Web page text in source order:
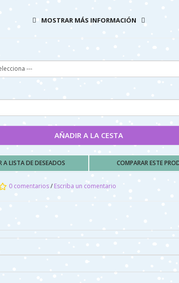
confeccionado en España.
MOSTRAR MÁS INFORMACIÓN
AÑADIR A LA CESTA
A LISTA DE DESEADOS COMPARAR ESTE
0 comentarios/ Escriba un comentario